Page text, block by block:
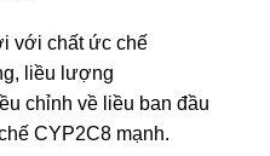
với chất ức chế
liều lượng
chỉnh về liều ban đầu
CYP2C8 mạnh.